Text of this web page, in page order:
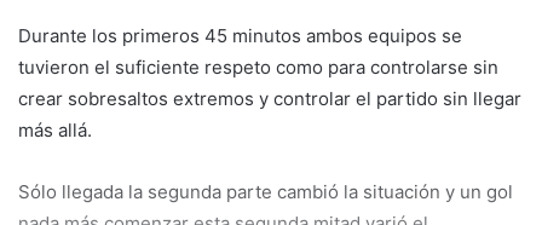
Durante los primeros 45 minutos ambos equipos se
tuvieron el suficiente respeto como para controlarse sin
crear sobresaltos extremos y controlar el partido sin llegar
más allá.
Sólo llegada la segunda parte cambió la situación y un gol